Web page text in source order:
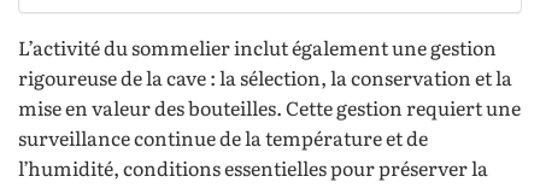
L’activité du sommelier inclut également une gestion
rigoureuse de la cave : la sélection, la conservation et la
mise en valeur des bouteilles. Cette gestion requiert une
surveillance continue de la température et de
l’humidité, conditions essentielles pour préserver la